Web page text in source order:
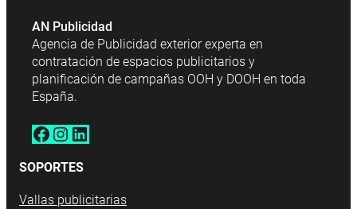
AN Publicidad
Agencia de Publicidad exterior experta en
contratación de espacios publicitarios y
planificación de campañas OOH y DOOH en toda
España.
Facebook Instagram LinkedIn
SOPORTES
Vallas publicitarias